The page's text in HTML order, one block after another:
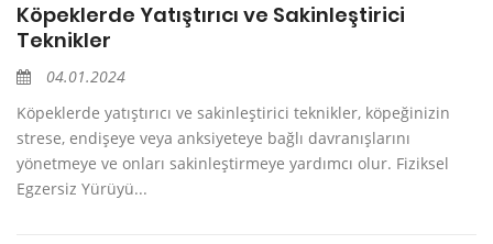
Köpeklerde Yatıştırıcı ve Sakinleştirici
Teknikler
04.01.2024
Köpeklerde yatıştırıcı ve sakinleştirici teknikler, köpeğinizin
strese, endişeye veya anksiyeteye bağlı davranışlarını
yönetmeye ve onları sakinleştirmeye yardımcı olur. Fiziksel
Egzersiz Yürüyü...